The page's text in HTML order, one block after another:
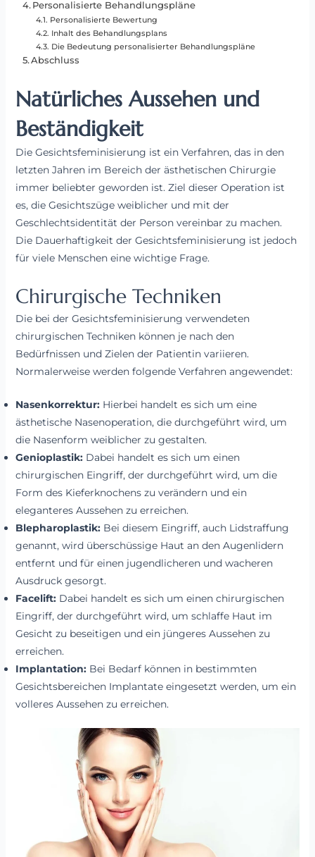
Personalisierte Behandlungspläne
Personalisierte Bewertung
Inhalt des Behandlungsplans
Die Bedeutung personalisierter Behandlungspläne
Abschluss
Natürliches Aussehen und
Beständigkeit
Die Gesichtsfeminisierung ist ein Verfahren, das in den
letzten Jahren im Bereich der ästhetischen Chirurgie
immer beliebter geworden ist. Ziel dieser Operation ist
es, die Gesichtszüge weiblicher und mit der
Geschlechtsidentität der Person vereinbar zu machen.
Die Dauerhaftigkeit der Gesichtsfeminisierung ist jedoch
für viele Menschen eine wichtige Frage.
Chirurgische Techniken
Die bei der Gesichtsfeminisierung verwendeten
chirurgischen Techniken können je nach den
Bedürfnissen und Zielen der Patientin variieren.
Normalerweise werden folgende Verfahren angewendet:
Nasenkorrektur:Hierbei handelt es sich um eine
ästhetische Nasenoperation, die durchgeführt wird, um
die Nasenform weiblicher zu gestalten.
Genioplastik:Dabei handelt es sich um einen
chirurgischen Eingriff, der durchgeführt wird, um die
Form des Kieferknochens zu verändern und ein
eleganteres Aussehen zu erreichen.
Blepharoplastik:Bei diesem Eingriff, auch Lidstraffung
genannt, wird überschüssige Haut an den Augenlidern
entfernt und für einen jugendlicheren und wacheren
Ausdruck gesorgt.
Facelift:Dabei handelt es sich um einen chirurgischen
Eingriff, der durchgeführt wird, um schlaffe Haut im
Gesicht zu beseitigen und ein jüngeres Aussehen zu
erreichen.
Implantation:Bei Bedarf können in bestimmten
Gesichtsbereichen Implantate eingesetzt werden, um ein
volleres Aussehen zu erreichen.